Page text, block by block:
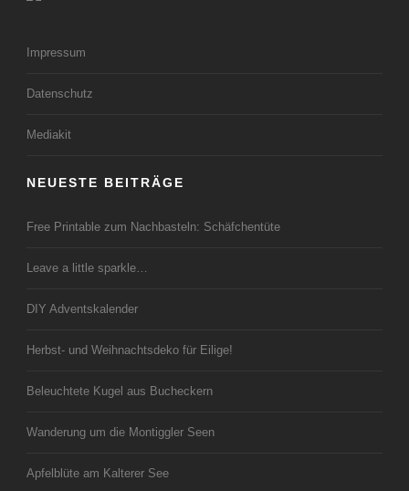
Impressum
Datenschutz
Mediakit
NEUESTE BEITRÄGE
Free Printable zum Nachbasteln: Schäfchentüte
Leave a little sparkle…
DIY Adventskalender
Herbst- und Weihnachtsdeko für Eilige!
Beleuchtete Kugel aus Bucheckern
Wanderung um die Montiggler Seen
Apfelblüte am Kalterer See